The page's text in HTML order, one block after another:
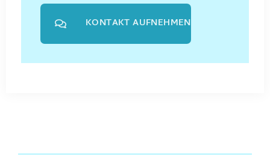
KONTAKT AUFNEHMEN